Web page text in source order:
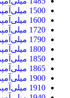
1500 میلی‌آمپرساعت
1600 میلی‌آمپرساعت
1720 میلی‌آمپرساعت
1790 میلی‌آمپرساعت
1800 میلی‌آمپرساعت
1850 میلی‌آمپرساعت
1865 میلی‌آمپرساعت
1900 میلی‌آمپرساعت
1910 میلی‌آمپرساعت